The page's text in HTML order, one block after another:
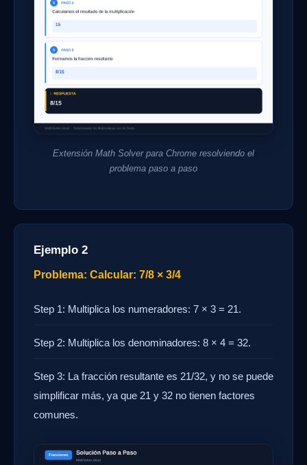
Extensión Math Solver para Chrome resolviendo el
problema paso a paso
Ejemplo 2
Problema: Calcular: 7/8 × 3/4
Step 1: Multiplica los numeradores: 7 × 3 = 21.
Step 2: Multiplica los denominadores: 8 × 4 = 32.
Step 3: La fracción resultante es 21/32, y no se puede
simplificar más, ya que 21 y 32 no tienen factores
comunes.